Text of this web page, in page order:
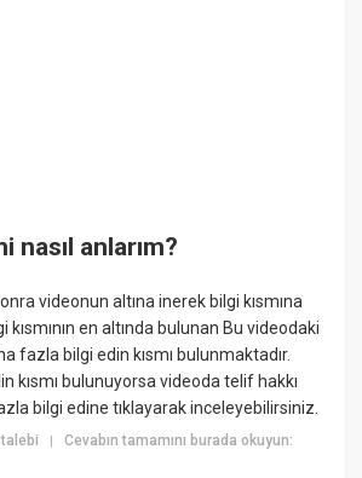
nasıl anlarım?
videonun altına inerek bilgi kısmına
kısmının en altında bulunan Bu videodaki
fazla bilgi edin kısmı bulunmaktadır.
kısmı bulunuyorsa videoda telif hakkı
bilgi edine tıklayarak inceleyebilirsiniz.
talebi |Cevabın tamamını burada okuyun: